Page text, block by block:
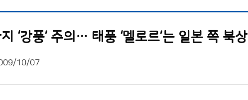
‘강풍’ 주의… 태풍 ‘멜로르’는 일본 쪽 북상
10/07